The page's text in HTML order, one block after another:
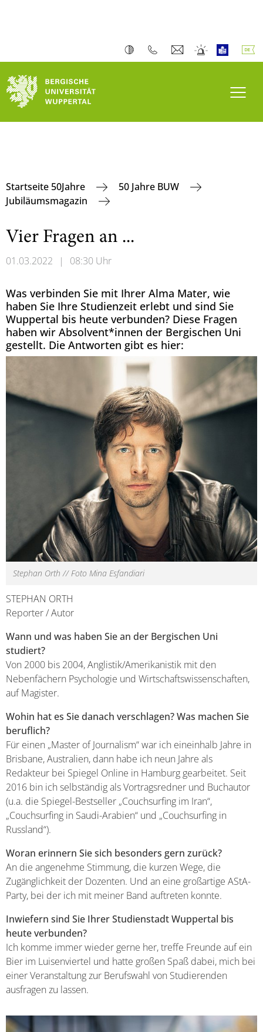
Startseite 50Jahre
50 Jahre BUW
Jubiläumsmagazin
Vier Fragen an ...
01.03.2022 | 08:30 Uhr
Was verbinden Sie mit Ihrer Alma Mater, wie
haben Sie Ihre Studienzeit erlebt und sind Sie
Wuppertal bis heute verbunden? Diese Fragen
haben wir Absolvent*innen der Bergischen Uni
gestellt. Die Antworten gibt es hier:
Stephan Orth // Foto Mina Esfandiari
STEPHAN ORTH
Reporter / Autor
Wann und was haben Sie an der Bergischen Uni
studiert?
Von 2000 bis 2004, Anglistik/Amerikanistik mit den
Nebenfächern Psychologie und Wirtschaftswissenschaften,
auf Magister.
Wohin hat es Sie danach verschlagen? Was machen Sie
beruflich?
Für einen „Master of Journalism“ war ich eineinhalb Jahre in
Brisbane, Australien, dann habe ich neun Jahre als
Redakteur bei Spiegel Online in Hamburg gearbeitet. Seit
2016 bin ich selbständig als Vortragsredner und Buchautor
(u.a. die Spiegel-Bestseller „Couchsurfing im Iran“,
„Couchsurfing in Saudi-Arabien“ und „Couchsurfing in
Russland“).
Woran erinnern Sie sich besonders gern zurück?
An die angenehme Stimmung, die kurzen Wege, die
Zugänglichkeit der Dozenten. Und an eine großartige AStA-
Party, bei der ich mit meiner Band auftreten konnte.
Inwiefern sind Sie Ihrer Studienstadt Wuppertal bis
heute verbunden?
Ich komme immer wieder gerne her, treffe Freunde auf ein
Bier im Luisenviertel und hatte großen Spaß dabei, mich bei
einer Veranstaltung zur Berufswahl von Studierenden
ausfragen zu lassen.